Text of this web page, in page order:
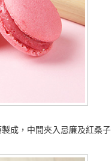
成，中間夾入忌廉及紅桑子